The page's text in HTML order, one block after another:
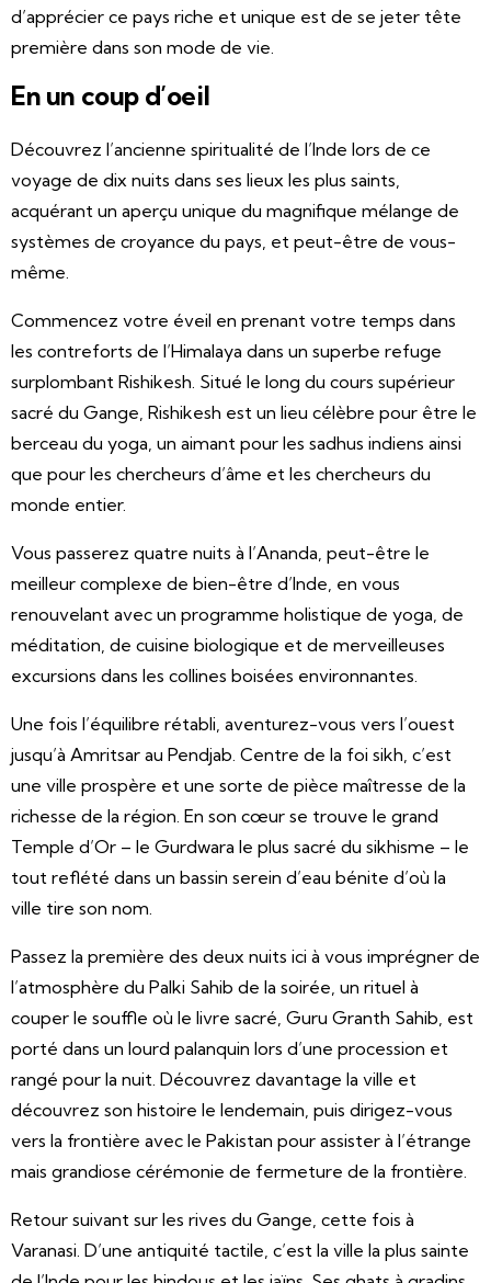
d’apprécier ce pays riche et unique est de se jeter tête
première dans son mode de vie.
En un coup d’oeil
Découvrez l’ancienne spiritualité de l’Inde lors de ce
voyage de dix nuits dans ses lieux les plus saints,
acquérant un aperçu unique du magnifique mélange de
systèmes de croyance du pays, et peut-être de vous-
même.
Commencez votre éveil en prenant votre temps dans
les contreforts de l’Himalaya dans un superbe refuge
surplombant Rishikesh. Situé le long du cours supérieur
sacré du Gange, Rishikesh est un lieu célèbre pour être le
berceau du yoga, un aimant pour les sadhus indiens ainsi
que pour les chercheurs d’âme et les chercheurs du
monde entier.
Vous passerez quatre nuits à l’Ananda, peut-être le
meilleur complexe de bien-être d’Inde, en vous
renouvelant avec un programme holistique de yoga, de
méditation, de cuisine biologique et de merveilleuses
excursions dans les collines boisées environnantes.
Une fois l’équilibre rétabli, aventurez-vous vers l’ouest
jusqu’à Amritsar au Pendjab. Centre de la foi sikh, c’est
une ville prospère et une sorte de pièce maîtresse de la
richesse de la région. En son cœur se trouve le grand
Temple d’Or – le Gurdwara le plus sacré du sikhisme – le
tout reflété dans un bassin serein d’eau bénite d’où la
ville tire son nom.
Passez la première des deux nuits ici à vous imprégner de
l’atmosphère du Palki Sahib de la soirée, un rituel à
couper le souffle où le livre sacré, Guru Granth Sahib, est
porté dans un lourd palanquin lors d’une procession et
rangé pour la nuit. Découvrez davantage la ville et
découvrez son histoire le lendemain, puis dirigez-vous
vers la frontière avec le Pakistan pour assister à l’étrange
mais grandiose cérémonie de fermeture de la frontière.
Retour suivant sur les rives du Gange, cette fois à
Varanasi. D’une antiquité tactile, c’est la ville la plus sainte